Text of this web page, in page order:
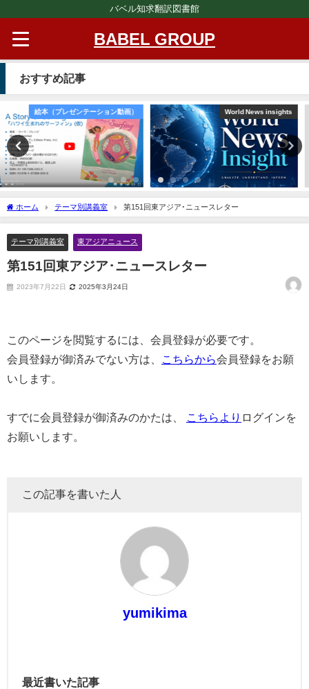
バベル知求翻訳図書館
BABEL GROUP
おすすめ記事
World News insights 文芸（プレゼンテーション動画）
ホーム テーマ別講義室 第151回東アジア･ニュースレター
テーマ別講義室 東アジアニュース
第151回東アジア･ニュースレター
2023年7月22日 2025年3月24日
このページを閲覧するには、会員登録が必要です。
会員登録が御済みでない方は、
こちらから会員登録をお願
いします。
すでに会員登録が御済みのかたは、 こちらより ログインを
お願いします。
この記事を書いた人
yumikima
最近書いた記事